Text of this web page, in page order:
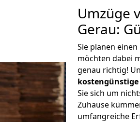
Umzüge
Gerau:
Sie planen
möchten dabei
genau richtig!
Sie sich um
Zuhause
umfangreiche